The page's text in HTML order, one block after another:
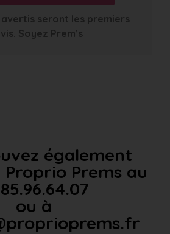
seront les premiers
Soyez Prem’s
également
Prems au
ou à